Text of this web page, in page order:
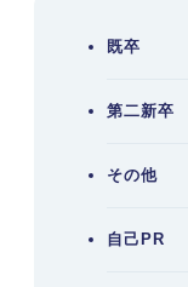
既卒
第二新卒
その他
自己PR